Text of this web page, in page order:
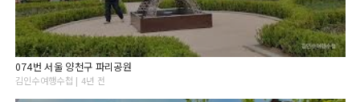
074번 서울 양천구 파리공원
김인수여행수첩 | 4년 전